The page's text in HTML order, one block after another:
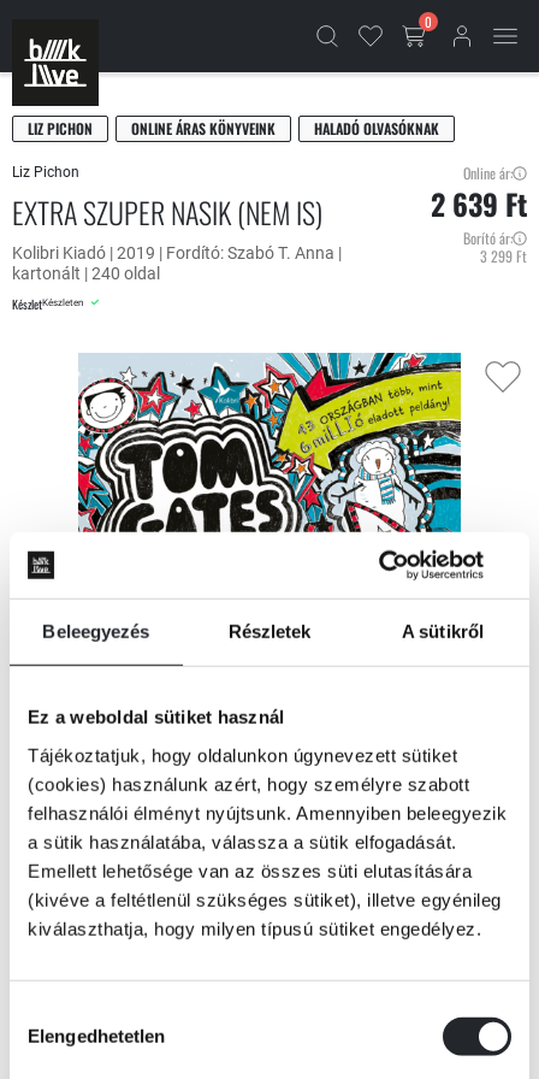
Beleegyezés Részletek A sütikről
Ez a weboldal sütiket használ
Tájékoztatjuk, hogy oldalunkon úgynevezett sütiket
(cookies) használunk azért, hogy személyre szabott
felhasználói élményt nyújtsunk. Amennyiben beleegyezik
a sütik használatába, válassza a sütik elfogadását.
Emellett lehetősége van az összes süti elutasítására
(kivéve a feltétlenül szükséges sütiket), illetve egyénileg
kiválaszthatja, hogy milyen típusú sütiket engedélyez.
kiválasztása
Elengedhetetlen
0
LIZ PICHON ONLINE ÁRAS KÖNYVEINK HALADÓ OLVASÓKNAK
Liz Pichon
EXTRA SZUPER NASIK (NEM IS)
Kolibri Kiadó | 2019 | Fordító: Szabó T. Anna |
kartonált | 240 oldal
KészletKészleten
Online ár:
2 639 Ft
Borító ár:
3 299 Ft